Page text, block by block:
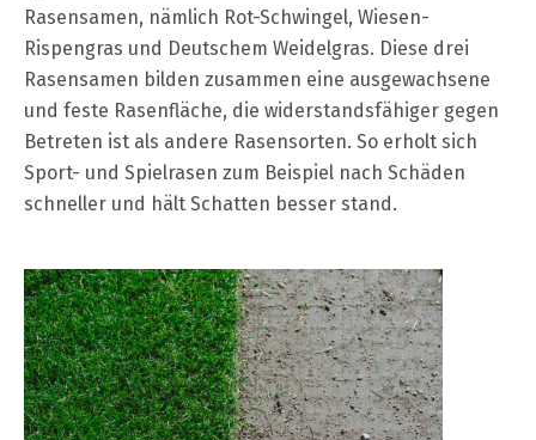
Rasensamen, nämlich Rot-Schwingel, Wiesen-
Rispengras und Deutschem Weidelgras. Diese drei
Rasensamen bilden zusammen eine ausgewachsene
und feste Rasenfläche, die widerstandsfähiger gegen
Betreten ist als andere Rasensorten. So erholt sich
Sport- und Spielrasen zum Beispiel nach Schäden
schneller und hält Schatten besser stand.